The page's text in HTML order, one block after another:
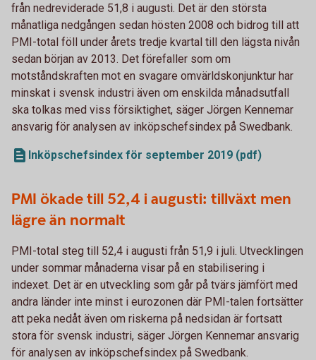
från nedreviderade 51,8 i augusti. Det är den största
månatliga nedgången sedan hösten 2008 och bidrog till att
PMI-total föll under årets tredje kvartal till den lägsta nivån
sedan början av 2013. Det förefaller som om
motståndskraften mot en svagare omvärldskonjunktur har
minskat i svensk industri även om enskilda månadsutfall
ska tolkas med viss försiktighet, säger Jörgen Kennemar
ansvarig för analysen av inköpschefsindex på Swedbank.
Inköpschefsindex för september 2019 (pdf)
PMI ökade till 52,4 i augusti: tillväxt men
lägre än normalt
PMI-total steg till 52,4 i augusti från 51,9 i juli. Utvecklingen
under sommar månaderna visar på en stabilisering i
indexet. Det är en utveckling som går på tvärs jämfört med
andra länder inte minst i eurozonen där PMI-talen fortsätter
att peka nedåt även om riskerna på nedsidan är fortsatt
stora för svensk industri, säger Jörgen Kennemar ansvarig
för analysen av inköpschefsindex på Swedbank.